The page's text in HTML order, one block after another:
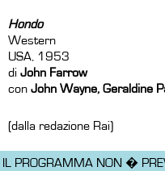
Hondo
Western
USA, 1953
di John Farrow
con John Wayne, Geraldine
(dalla redazione Rai)
IL PROGRAMMA NON �